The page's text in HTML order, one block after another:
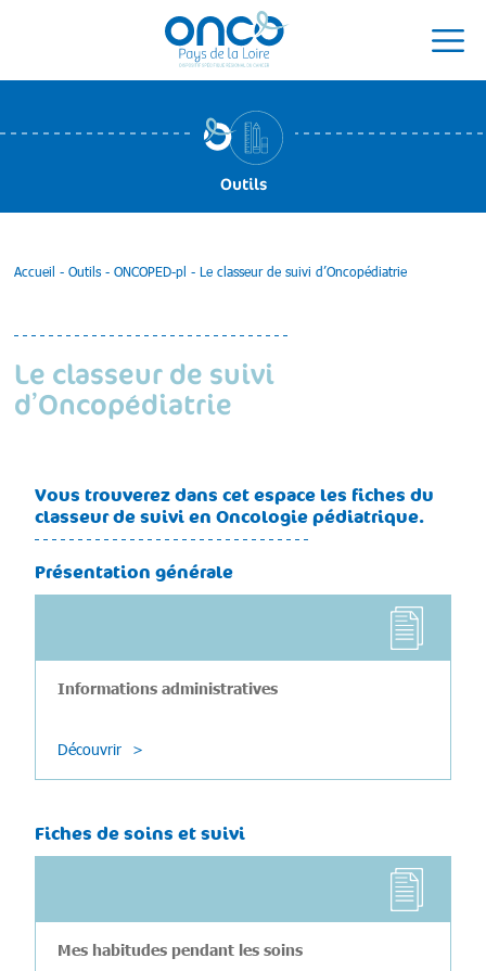
Outils
Accueil - Outils- ONCOPED-pl - Le classeur de suivi d’Oncopédiatrie
Le classeur de suivi
d’Oncopédiatrie
Vous trouverez dans cet espace les fiches du
classeur de suivi en Oncologie pédiatrique.
Présentation générale
Informations administratives
Découvrir
Fiches de soins et suivi
Mes habitudes pendant les soins